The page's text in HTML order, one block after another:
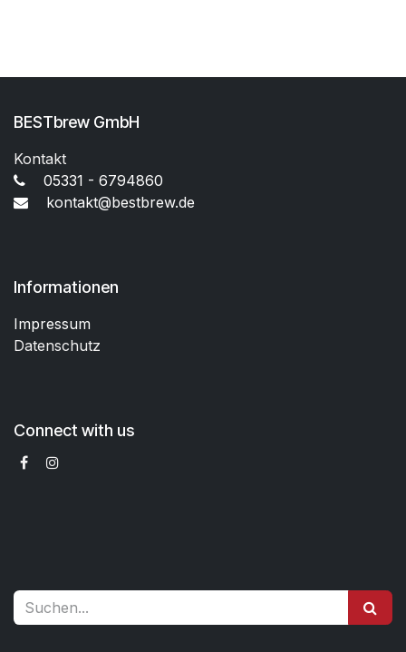
BESTbrew GmbH
Kontakt
05331 - 6794860
kontakt@bestbrew.de
Informationen
Impressum
Datenschutz
Connect with us